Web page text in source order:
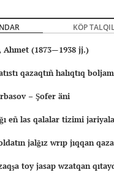
KÖP
Ahmet (1873—1938 jj.)
qazaqtıñ halıqtıq
– Şofer äni
eñ las qalalar tizimi
jalğız wrıp jıqqan
toy jasap wzatqan